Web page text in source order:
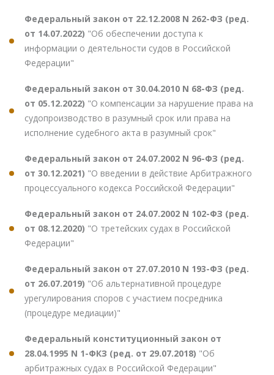
Федеральный закон от 22.12.2008 N 262-ФЗ (ред.
от 14.07.2022) "Об обеспечении доступа к
информации о деятельности судов в Российской
Федерации"
Федеральный закон от 30.04.2010 N 68-ФЗ (ред.
от 05.12.2022) "О компенсации за нарушение права на
судопроизводство в разумный срок или права на
исполнение судебного акта в разумный срок"
Федеральный закон от 24.07.2002 N 96-ФЗ (ред.
от 30.12.2021) "О введении в действие Арбитражного
процессуального кодекса Российской Федерации"
Федеральный закон от 24.07.2002 N 102-ФЗ (ред.
от 08.12.2020) "О третейских судах в Российской
Федерации"
Федеральный закон от 27.07.2010 N 193-ФЗ (ред.
от 26.07.2019) "Об альтернативной процедуре
урегулирования споров с участием посредника
(процедуре медиации)"
Федеральный конституционный закон от
28.04.1995 N 1-ФКЗ (ред. от 29.07.2018) "Об
арбитражных судах в Российской Федерации"